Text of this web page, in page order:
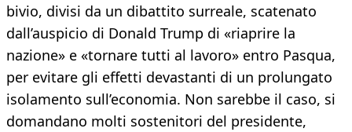
bivio, divisi da un dibattito surreale, scatenato
dall’auspicio di Donald Trump di «riaprire la
nazione» e «tornare tutti al lavoro» entro Pasqua,
per evitare gli effetti devastanti di un prolungato
isolamento sull’economia. Non sarebbe il caso, si
domandano molti sostenitori del presidente,